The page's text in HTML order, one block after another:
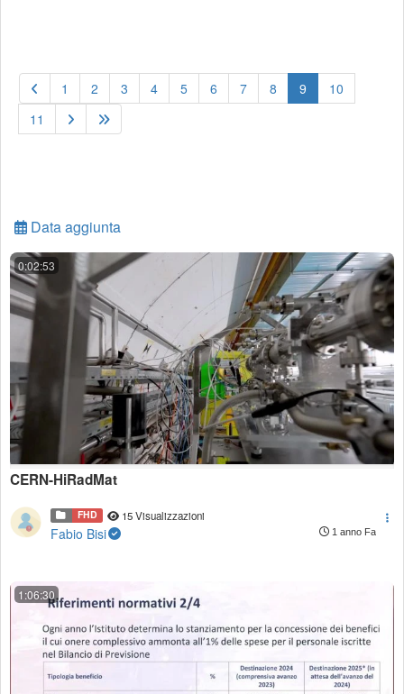
1 2 3 4 5 6 7 8 9 (current)
10
11
Data aggiunta
0:02:53
CERN-HiRadMat
FHD 15 Visualizzazioni
Fabio Bisi 1 anno Fa
1:06:30